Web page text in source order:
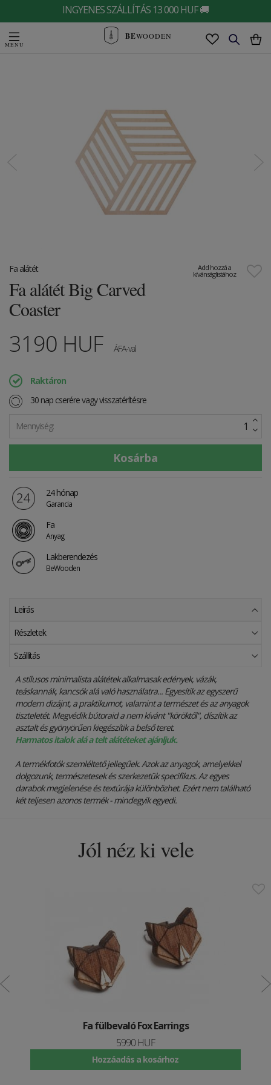
INGYENES SZÁLLÍTÁS 13 000 HUF 🚚
BEWOODEN
Add hozzá a
kívánságlistához
Fa alátét
Fa alátét Big Carved
Coaster
3190 HUF ÁFA-val
Raktáron
30 nap cserére vagy visszatérítésre
Mennyiség:
24 hónap
Garancia
Fa
Anyag
Lakberendezés
BeWooden
Leírás
Részletek
Szállítás
A stílusos minimalista alátétek alkalmasak edények, vázák,
teáskannák, kancsók alá való használatra... Egyesítik az egyszerű
modern dizájnt, a praktikumot, valamint a természet és az anyagok
tiszteletét. Megvédik bútoraid a nem kívánt "köröktől", díszítik az
asztalt és gyönyörűen kiegészítik a belső teret.
Harmatos italok alá a telt alátéteket ajánljuk.
A termékfotók szemléltető jellegűek. Azok az anyagok, amelyekkel
dolgozunk, természetesek és szerkezetük specifikus. Az egyes
darabok megjelenése és textúrája különbözhet. Ezért nem található
két teljesen azonos termék - mindegyik egyedi.
Jól néz ki vele
Fa fülbevaló Fox Earrings
5990 HUF
Hozzáadás a kosárhoz